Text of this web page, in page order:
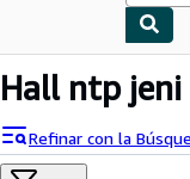
Mi cuenta
Cerrar sesión
Hall ntp jeni
Refinar con la